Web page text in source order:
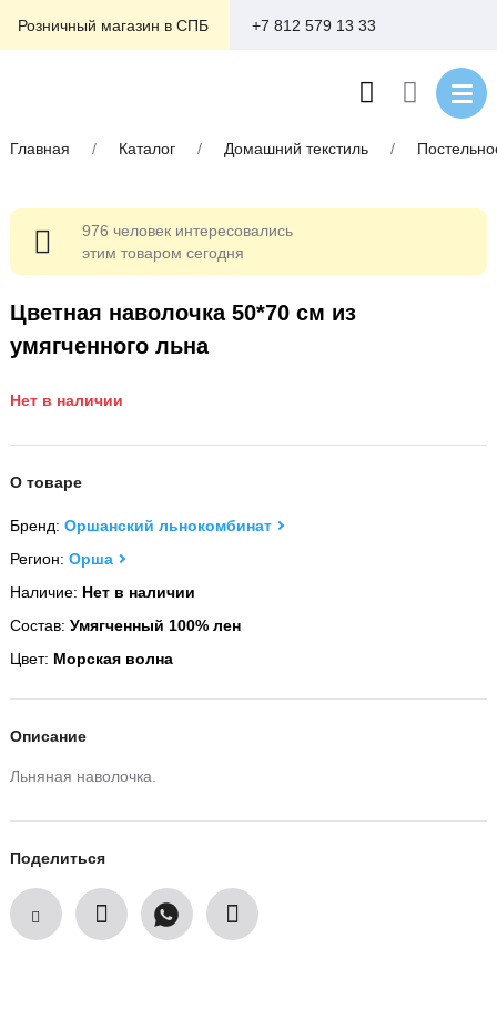
Розничный магазин в СПБ +7 812 579 13 33
Главная / Каталог / Домашний текстиль /
Цветная наволочка 50*70 см из
умягченного льна
Нет в наличии
О товаре
Бренд: Оршанский льнокомбинат
Регион: Орша
Наличие: Нет в наличии
Состав: Умягченный 100% лен
Цвет: Морская волна
Описание
Льняная наволочка.
Поделиться
976 человек интересовались
этим товаром сегодня